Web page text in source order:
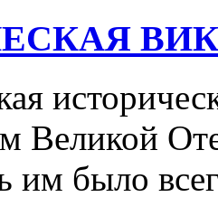
Великой
им было